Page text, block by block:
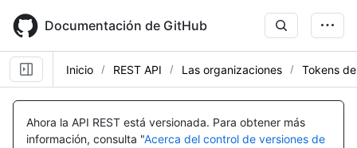
main
content
Documentación de GitHub
Inicio REST API Las organizaciones Tokens
Ahora la API REST está versionada. Para obtener más
información, consulta "Acerca del control de versiones de
Nombre,
Tipo,
Descripción
Nombre,
Tipo,
Descripción
Nombre,
Tipo,
Descripción
Nombre,
Tipo,
Descripción
Nombre,
Tipo,
Descripción
Nombre,
Tipo,
Descripción
Nombre,
Tipo,
Descripción
Nombre,
Tipo,
Descripción
Nombre,
Tipo,
Descripción
Nombre,
Tipo,
Descripción
Nombre,
Tipo,
Descripción
Nombre,
Tipo,
Descripción
Nombre,
Tipo,
Descripción
Nombre,
Tipo,
Descripción
Nombre,
Tipo,
Descripción
Nombre,
Tipo,
Descripción
Nombre,
Tipo,
Descripción
Nombre,
Tipo,
Descripción
Nombre,
Tipo,
Descripción
Nombre,
Tipo,
Descripción
Nombre,
Tipo,
Descripción
Nombre,
Tipo,
Descripción
Nombre,
Tipo,
Descripción
Nombre,
Tipo,
Descripción